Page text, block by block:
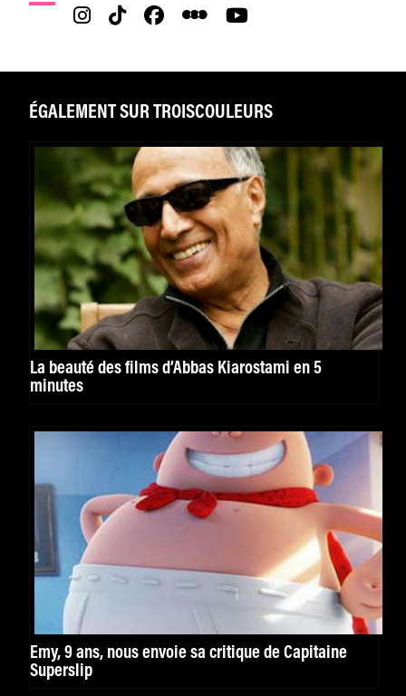
ÉGALEMENT SUR TROISCOULEURS
La beauté des films d’Abbas Kiarostami en 5
minutes
Emy, 9 ans, nous envoie sa critique de Capitaine
Superslip